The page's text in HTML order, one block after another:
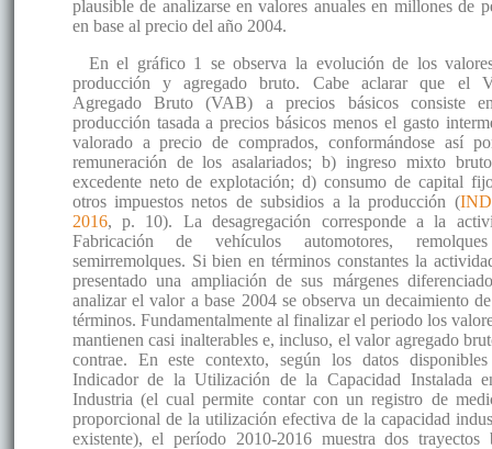
plausible de analizarse en valores anuales en millones de
en base al precio del año 2004.
En el gráfico 1 se observa la evolución de los
producción y agregado bruto. Cabe aclarar que el
Agregado Bruto (VAB) a precios básicos consiste
producción tasada a precios básicos menos el gasto
valorado a precio de comprados, conformándose así
remuneración de los asalariados; b) ingreso mixto
excedente neto de explotación; d) consumo de capital
otros impuestos netos de subsidios a la producción (
2016, p. 10). La desagregación corresponde a la
Fabricación de vehículos automotores,
semirremolques. Si bien en términos constantes la
presentado una ampliación de sus márgenes
analizar el valor a base 2004 se observa un decaimiento
términos. Fundamentalmente al finalizar el periodo los
mantienen casi inalterables e, incluso, el valor agregado
contrae. En este contexto, según los datos
Indicador de la Utilización de la Capacidad Instalada
Industria (el cual permite contar con un registro de
proporcional de la utilización efectiva de la capacidad
existente), el período 2010-2016 muestra dos trayectos